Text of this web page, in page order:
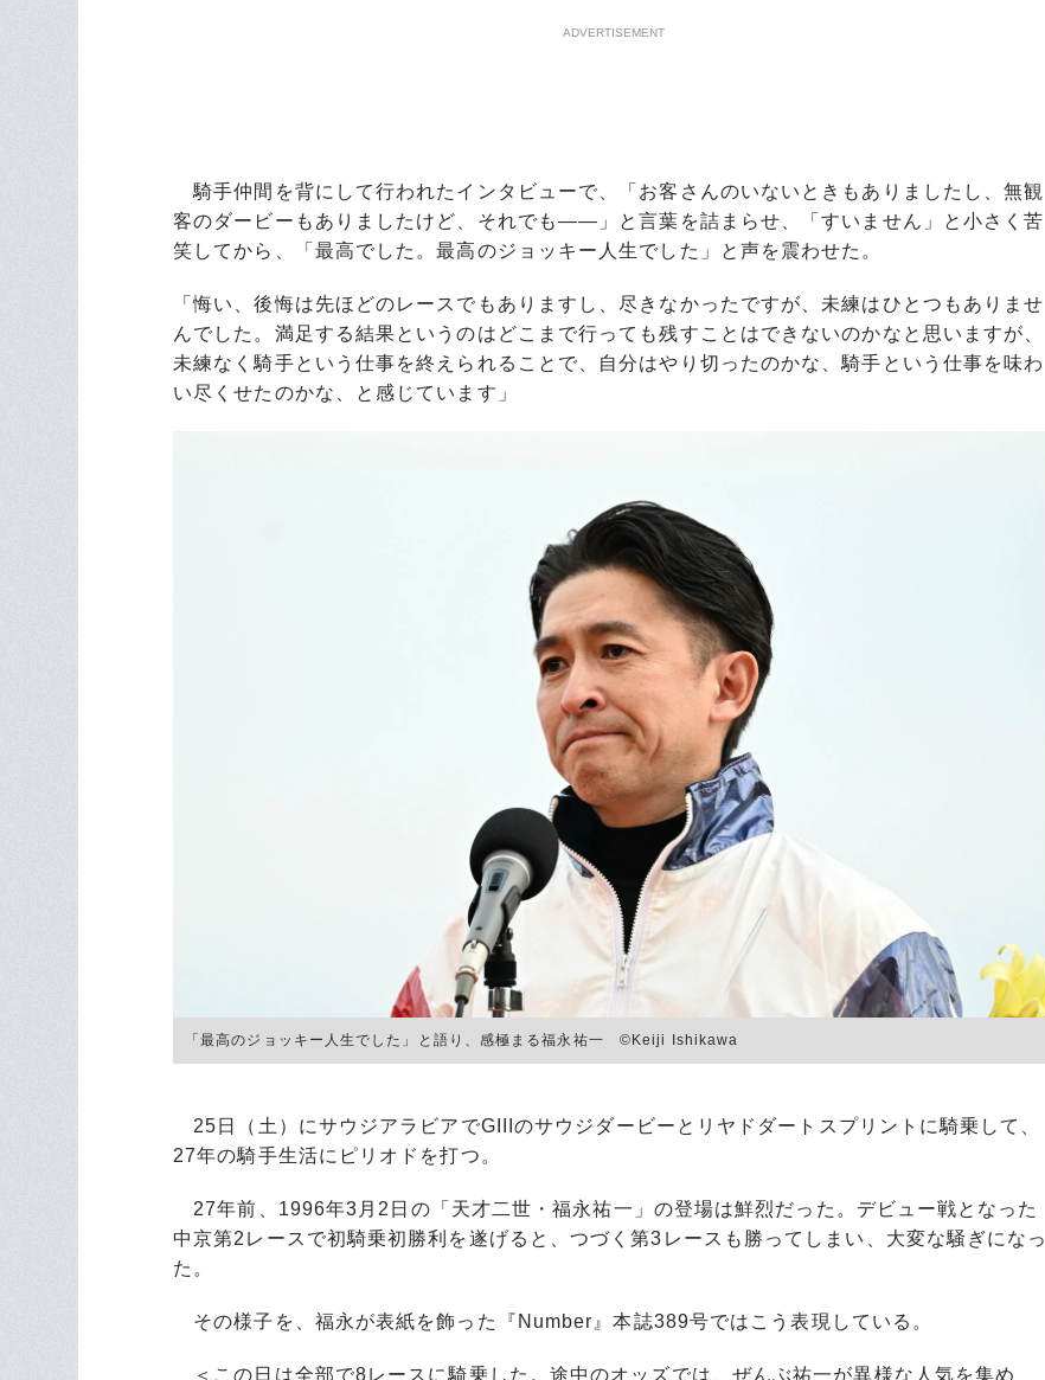
ADVERTISEMENT
騎手仲間を背にして行われたインタビューで、「お客さんのいないときもありましたし、無観
客のダービーもありましたけど、それでも――」と言葉を詰まらせ、「すいません」と小さく苦
笑してから、「最高でした。最高のジョッキー人生でした」と声を震わせた。
「悔い、後悔は先ほどのレースでもありますし、尽きなかったですが、未練はひとつもありませ
んでした。満足する結果というのはどこまで行っても残すことはできないのかなと思いますが、
未練なく騎手という仕事を終えられることで、自分はやり切ったのかな、騎手という仕事を味わ
い尽くせたのかな、と感じています」
「最高のジョッキー人生でした」と語り、感極まる福永祐一 ©Keiji Ishikawa
25日（土）にサウジアラビアでGIIIのサウジダービーとリヤドダートスプリントに騎乗して、
27年の騎手生活にピリオドを打つ。
27年前、1996年3月2日の「天才二世・福永祐一」の登場は鮮烈だった。デビュー戦となった
中京第2レースで初騎乗初勝利を遂げると、つづく第3レースも勝ってしまい、大変な騒ぎになっ
た。
その様子を、福永が表紙を飾った『Number』本誌389号ではこう表現している。
＜この日は全部で8レースに騎乗した。途中のオッズでは、ぜんぶ祐一が異様な人気を集め